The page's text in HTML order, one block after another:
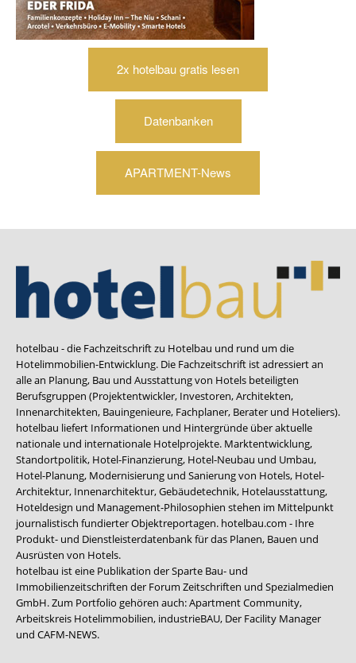
2x hotelbau gratis lesen
Datenbanken
APARTMENT-News
hotelbau - die Fachzeitschrift zu Hotelbau und rund um die
Hotelimmobilien-Entwicklung. Die Fachzeitschrift ist adressiert an
alle an Planung, Bau und Ausstattung von Hotels beteiligten
Berufsgruppen (Projektentwickler, Investoren, Architekten,
Innenarchitekten, Bauingenieure, Fachplaner, Berater und Hoteliers).
hotelbau liefert Informationen und Hintergründe über aktuelle
nationale und internationale Hotelprojekte. Marktentwicklung,
Standortpolitik, Hotel-Finanzierung, Hotel-Neubau und Umbau,
Hotel-Planung, Modernisierung und Sanierung von Hotels, Hotel-
Architektur, Innenarchitektur, Gebäudetechnik, Hotelausstattung,
Hoteldesign und Management-Philosophien stehen im Mittelpunkt
journalistisch fundierter Objektreportagen. hotelbau.com - Ihre
Produkt- und Dienstleisterdatenbank für das Planen, Bauen und
Ausrüsten von Hotels.
hotelbau ist eine Publikation der Sparte Bau- und
Immobilienzeitschriften der Forum Zeitschriften und Spezialmedien
GmbH. Zum Portfolio gehören auch:Apartment Community,
Arbeitskreis Hotelimmobilien, industrieBAU, Der Facility Manager
und CAFM-NEWS.